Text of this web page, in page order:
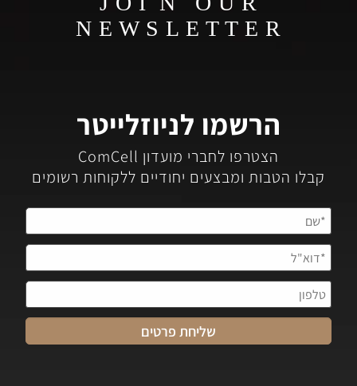
N E W S L E T T E R
הרשמו לניוזלייטר
הצטרפו לחברי מועדון ComCell
קבלו הטבות ומבצעים יחודיים ללקוחות רשומים